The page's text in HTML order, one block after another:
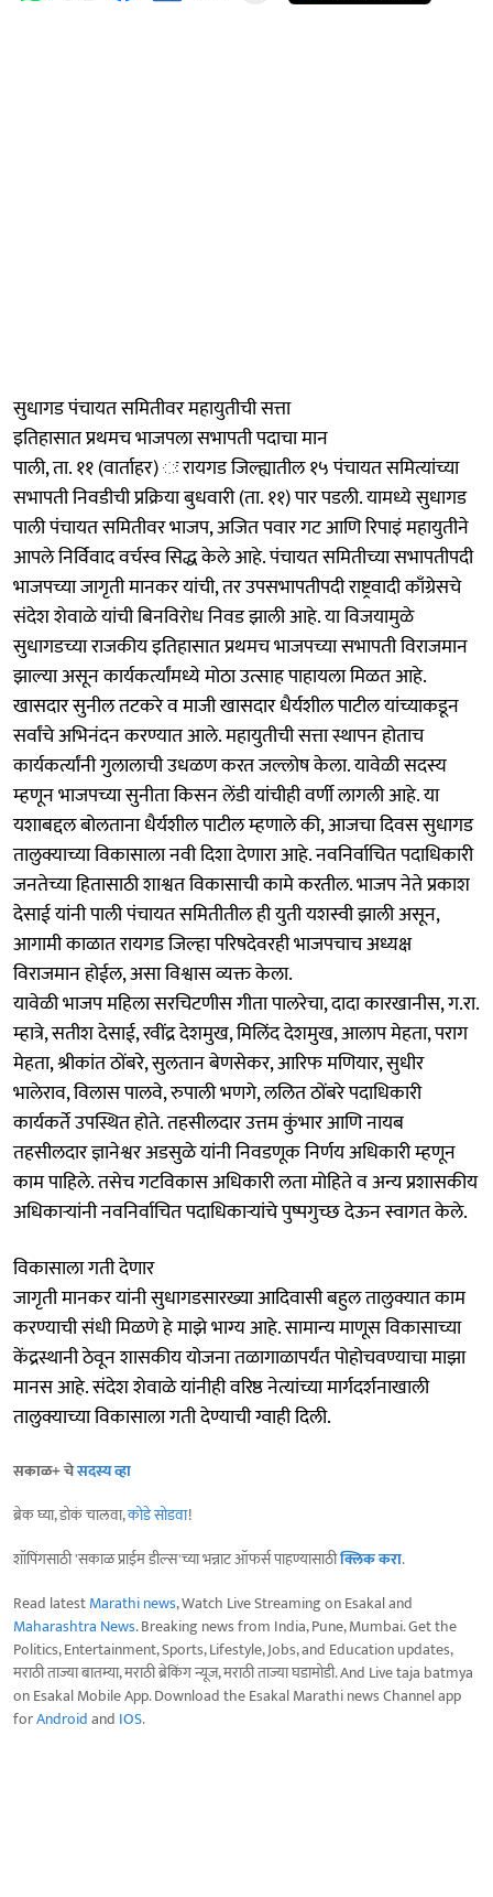
सुधागड पंचायत समितीवर महायुतीची सत्ता
इतिहासात प्रथमच भाजपला सभापती पदाचा मान
पाली, ता. ११ (वार्ताहर) ः रायगड जिल्ह्यातील १५ पंचायत समित्यांच्या
सभापती निवडीची प्रक्रिया बुधवारी (ता. ११) पार पडली. यामध्ये सुधागड
पाली पंचायत समितीवर भाजप, अजित पवार गट आणि रिपाइं महायुतीने
आपले निर्विवाद वर्चस्व सिद्ध केले आहे. पंचायत समितीच्या सभापतीपदी
भाजपच्या जागृती मानकर यांची, तर उपसभापतीपदी राष्ट्रवादी काँग्रेसचे
संदेश शेवाळे यांची बिनविरोध निवड झाली आहे. या विजयामुळे
सुधागडच्या राजकीय इतिहासात प्रथमच भाजपच्या सभापती विराजमान
झाल्या असून कार्यकर्त्यांमध्ये मोठा उत्साह पाहायला मिळत आहे.
खासदार सुनील तटकरे व माजी खासदार धैर्यशील पाटील यांच्याकडून
सर्वांचे अभिनंदन करण्यात आले. महायुतीची सत्ता स्थापन होताच
कार्यकर्त्यांनी गुलालाची उधळण करत जल्लोष केला. यावेळी सदस्य
म्हणून भाजपच्या सुनीता किसन लेंडी यांचीही वर्णी लागली आहे. या
यशाबद्दल बोलताना धैर्यशील पाटील म्हणाले की, आजचा दिवस सुधागड
तालुक्याच्या विकासाला नवी दिशा देणारा आहे. नवनिर्वाचित पदाधिकारी
जनतेच्या हितासाठी शाश्वत विकासाची कामे करतील. भाजप नेते प्रकाश
देसाई यांनी पाली पंचायत समितीतील ही युती यशस्वी झाली असून,
आगामी काळात रायगड जिल्हा परिषदेवरही भाजपचाच अध्यक्ष
विराजमान होईल, असा विश्वास व्यक्त केला.
यावेळी भाजप महिला सरचिटणीस गीता पालरेचा, दादा कारखानीस, ग.रा.
म्हात्रे, सतीश देसाई, रवींद्र देशमुख, मिलिंद देशमुख, आलाप मेहता, पराग
मेहता, श्रीकांत ठोंबरे, सुलतान बेणसेकर, आरिफ मणियार, सुधीर
भालेराव, विलास पालवे, रुपाली भणगे, ललित ठोंबरे पदाधिकारी
कार्यकर्ते उपस्थित होते. तहसीलदार उत्तम कुंभार आणि नायब
तहसीलदार ज्ञानेश्वर अडसुळे यांनी निवडणूक निर्णय अधिकारी म्हणून
काम पाहिले. तसेच गटविकास अधिकारी लता मोहिते व अन्य प्रशासकीय
अधिकाऱ्यांनी नवनिर्वाचित पदाधिकाऱ्यांचे पुष्पगुच्छ देऊन स्वागत केले.
विकासाला गती देणार
जागृती मानकर यांनी सुधागडसारख्या आदिवासी बहुल तालुक्यात काम
करण्याची संधी मिळणे हे माझे भाग्य आहे. सामान्य माणूस विकासाच्या
केंद्रस्थानी ठेवून शासकीय योजना तळागाळापर्यंत पोहोचवण्याचा माझा
मानस आहे. संदेश शेवाळे यांनीही वरिष्ठ नेत्यांच्या मार्गदर्शनाखाली
तालुक्याच्या विकासाला गती देण्याची ग्वाही दिली.
सकाळ+ चेसदस्य व्हा
ब्रेक घ्या, डोकं चालवा,कोडे सोडवा!
शॉपिंगसाठी 'सकाळ प्राईम डील्स'च्या भन्नाट ऑफर्स पाहण्यासाठीक्लिक करा.
Read latestMarathi news, Watch Live Streaming on Esakal and
Maharashtra News. Breaking news from India, Pune, Mumbai. Get the
Politics, Entertainment, Sports, Lifestyle, Jobs, and Education updates,
मराठी ताज्या बातम्या, मराठी ब्रेकिंग न्यूज, मराठी ताज्या घडामोडी. And Live taja batmya
on Esakal Mobile App. Download the Esakal Marathi news Channel app
forAndroidand IOS.